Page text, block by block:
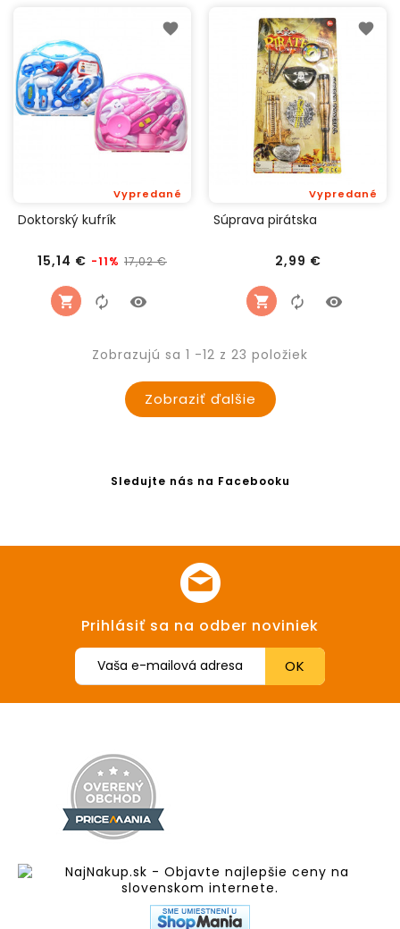
Doktorský kufrík
15,14 € Bežná
-11% 17,02 €
Vypredané
Cena
Súprava pirátska
2,99 €
Vypredané
Cena
Zobrazujú sa 1 -12 z 23 položiek
Zobraziť ďalšie
Sledujte nás na Facebooku
Prihlásiť sa na odber noviniek